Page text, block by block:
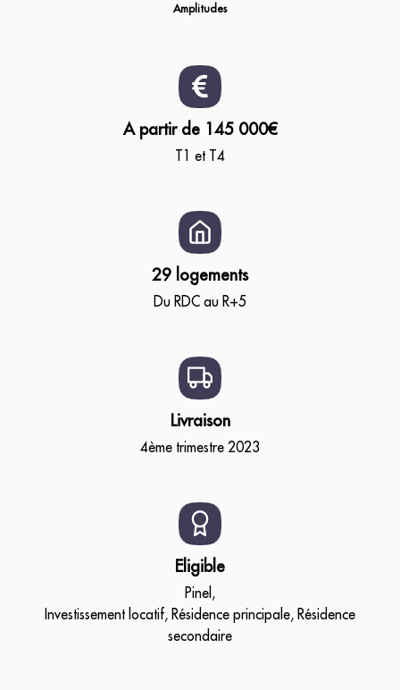
Amplitudes
A partir de 145 000€
T1 et T4
29 logements
Du RDC au R+5
Livraison
4ème trimestre 2023
Eligible
Pinel,
Investissement locatif, Résidence principale, Résidence
secondaire